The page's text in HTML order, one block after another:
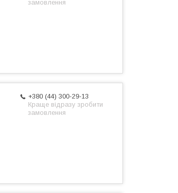
замовлення
+380 (44) 300-29-13
Краще відразу зробити
замовлення